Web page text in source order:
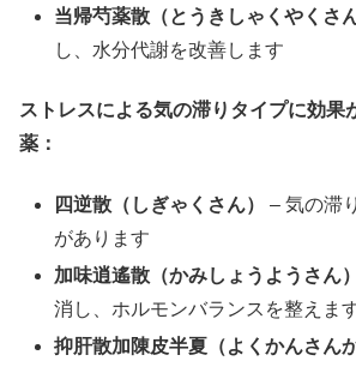
当帰芍薬散（とうきしゃくやくさん
し、水分代謝を改善します
ストレスによる気の滞りタイプに効果
薬：
四逆散（しぎゃくさん）
– 気の滞
があります
加味逍遙散（かみしょうようさん）
消し、ホルモンバランスを整えま
抑肝散加陳皮半夏（よくかんさん